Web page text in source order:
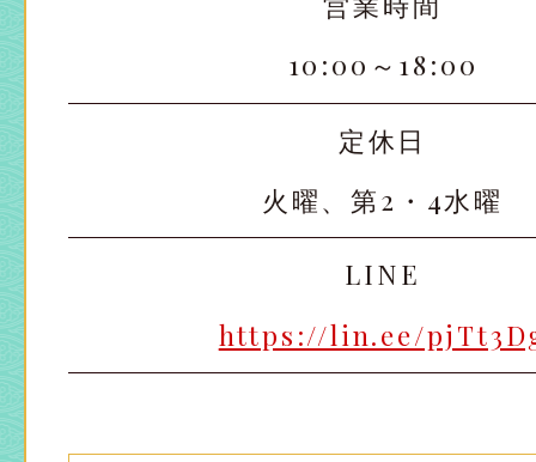
10:00～18:00
定休日
火曜、第2・4水曜
LINE
https://lin.ee/